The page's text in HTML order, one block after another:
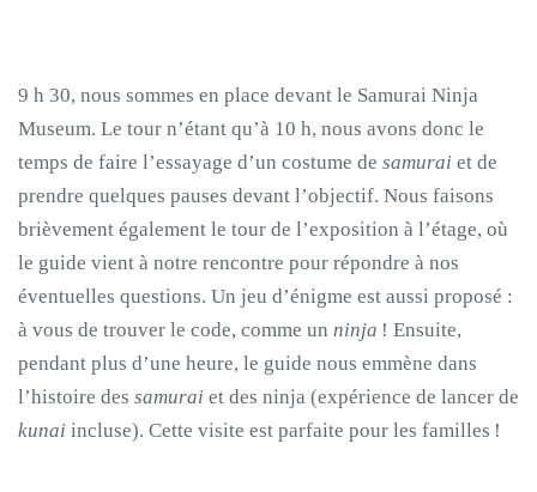
9 h 30, nous sommes en place devant le Samurai Ninja
Museum. Le tour n’étant qu’à 10 h, nous avons donc le
temps de faire l’essayage d’un costume de samurai et de
prendre quelques pauses devant l’objectif. Nous faisons
brièvement également le tour de l’exposition à l’étage, où
le guide vient à notre rencontre pour répondre à nos
éventuelles questions. Un jeu d’énigme est aussi proposé :
à vous de trouver le code, comme un ninja ! Ensuite,
pendant plus d’une heure, le guide nous emmène dans
l’histoire des samurai et des ninja (expérience de lancer de
kunai incluse). Cette visite est parfaite pour les familles !